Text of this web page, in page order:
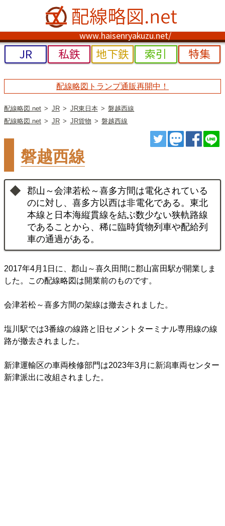
www.haisenryakuzu.net/
JR 私鉄 地下鉄 索引 特集
配線略図トランプ通販再開中！
配線略図.net JR JR東日本
磐越西線
配線略図.net
JR JR貨物 磐越西線
ツイートトゥート
シェ
磐越西線
郡山～会津若松～喜多方間は電化されている
のに対し、喜多方以西は非電化である。東北
本線と日本海縦貫線を結ぶ数少ない狭軌路線
であることから、稀に臨時貨物列車や配給列
車の通過がある。
2017年4月1日に、郡山～喜久田間に郡山富田駅が開業しま
した。この配線略図は開業前のものです。
会津若松～喜多方間の架線は撤去されました。
塩川駅では3番線の線路と旧セメントターミナル専用線の線
路が撤去されました。
新津運輸区の車両検修部門は2023年3月に新潟車両センター
新津派出に改組されました。